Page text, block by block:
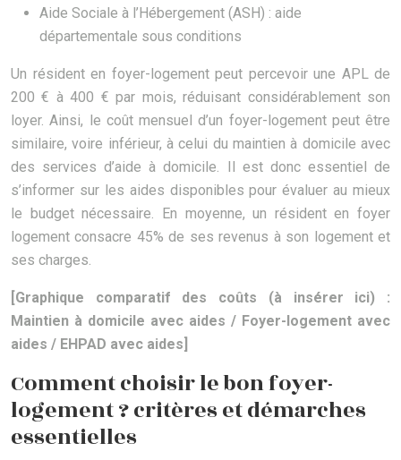
Aide Sociale à l’Hébergement (ASH) : aide
départementale sous conditions
Un résident en foyer-logement peut percevoir une APL de
200 € à 400 € par mois, réduisant considérablement son
loyer. Ainsi, le coût mensuel d’un foyer-logement peut être
similaire, voire inférieur, à celui du maintien à domicile avec
des services d’aide à domicile. Il est donc essentiel de
s’informer sur les aides disponibles pour évaluer au mieux
le budget nécessaire. En moyenne, un résident en foyer
logement consacre 45% de ses revenus à son logement et
ses charges.
[Graphique comparatif des coûts (à insérer ici) :
Maintien à domicile avec aides / Foyer-logement avec
aides / EHPAD avec aides]
Comment choisir le bon foyer-
logement ? critères et démarches
essentielles